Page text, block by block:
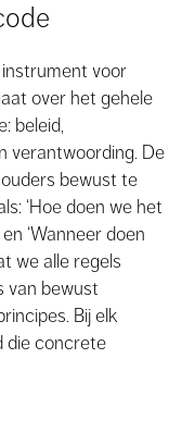
voor
over het gehele
beleid,
verantwoording. De
bewust te
‘Hoe doen we het
en ‘Wanneer doen
we alle regels
van bewust
Bij elk
die concrete